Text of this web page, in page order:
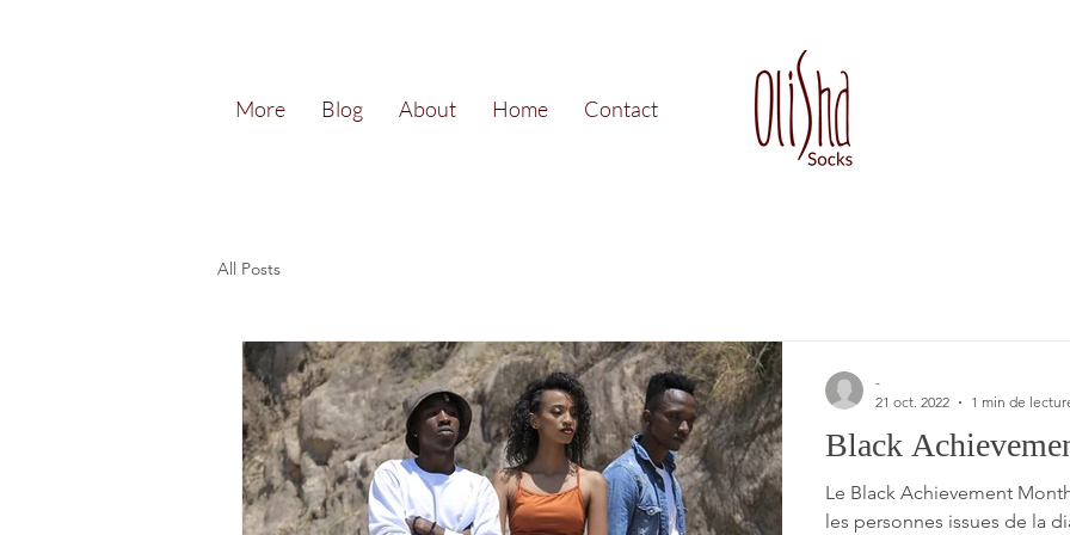
Contact
Home
About
Blog
More
All Posts
Black
Le Black Achievement
les personnes issues de la
-
21 oct. 2022
1 min de